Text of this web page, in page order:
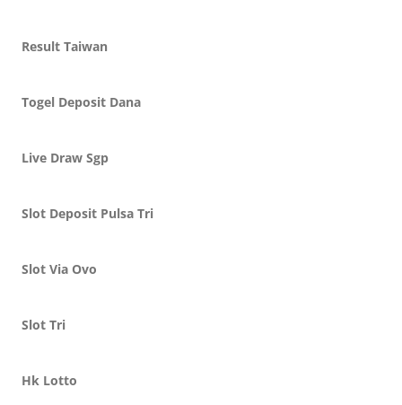
Result Taiwan
Togel Deposit Dana
Live Draw Sgp
Slot Deposit Pulsa Tri
Slot Via Ovo
Slot Tri
Hk Lotto